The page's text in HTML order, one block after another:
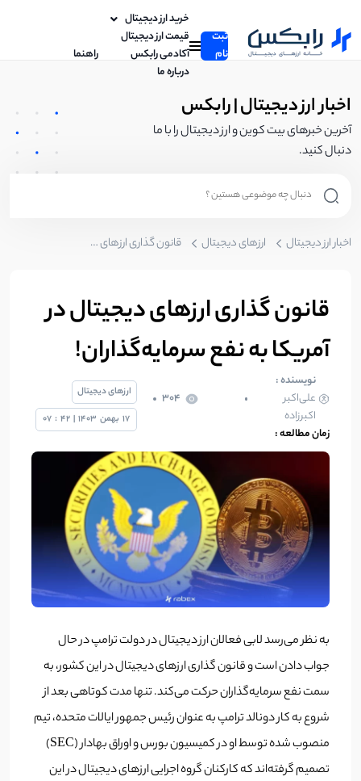
ثبت
نام
خرید ارز دیجیتال
قیمت ارز دیجیتال
آکادمی رابکس
راهنما
درباره ما
اخبار ارز دیجیتال | رابکس
آخرین خبرهای بیت کوین و ارز دیجیتال را با ما
دنبال کنید.
اخبار ارز دیجیتال ارزهای دیجیتال قانون‌ گذاری ارزهای دیجیتال در آمریکا به نفع سرمایه‌گذاران!
قانون‌ گذاری ارزهای دیجیتال در
آمریکا به نفع سرمایه‌گذاران!
نویسنده :
علی‌اکبر
اکبرزاده
304
زمان مطالعه :
ارزهای دیجیتال
17 بهمن 1403
|
42
:
07
به نظر می‌رسد لابی فعالان ارز دیجیتال در دولت ترامپ در حال
جواب دادن است و قانون‌ گذاری ارزهای دیجیتال در این کشور، به
سمت نفع سرمایه‌گذاران حرکت می‌کند. تنها مدت کوتاهی بعد از
شروع به کار دونالد ترامپ به عنوان رئیس جمهور ایالات متحده، تیم
منصوب شده توسط او در کمیسیون بورس و اوراق بهادار (SEC)
تصمیم گرفته‌اند که کارکنان گروه اجرایی ارزهای دیجیتال در این